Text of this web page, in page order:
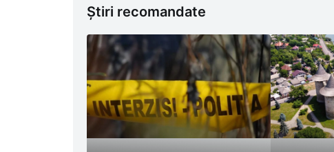
Știri recomandate